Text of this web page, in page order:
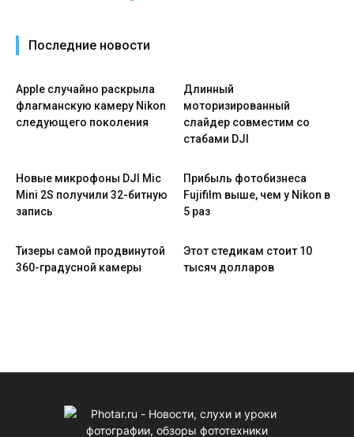
Последние новости
Apple случайно раскрыла
флагманскую камеру Nikon
следующего поколения
Длинный
моторизированный
слайдер совместим со
стабами DJI
Новые микрофоны DJI Mic
Mini 2S получили 32-битную
запись
Прибыль фотобизнеса
Fujifilm выше, чем у Nikon в
5 раз
Тизеры самой продвинутой
360-градусной камеры
Этот стедикам стоит 10
тысяч долларов